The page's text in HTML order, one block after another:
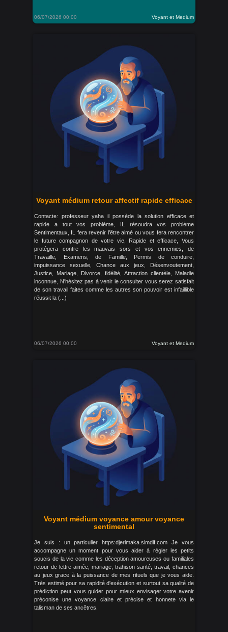
06/07/2026 00:00 Voyant et Medium
Voyant médium retour affectif rapide efficace
Contacte: professeur yaha il possède la solution efficace et
rapide a tout vos problème, IL résoudra vos problème
Sentimentaux, IL fera revenir l’être aimé ou vous fera rencontrer
le future compagnon de votre vie, Rapide et efficace, Vous
protégera contre les mauvais sors et vos ennemies, de
Travaille, Examens, de Famille, Permis de conduire,
impuissance sexuelle, Chance aux jeux, Désenvoutement,
Justice, Mariage, Divorce, fidélité, Attraction clientèle, Maladie
inconnue, N'hésitez pas à venir le consulter vous serez satisfait
de son travail faites comme les autres son pouvoir est infaillible
réussit la (...)
06/07/2026 00:00 Voyant et Medium
Voyant médium voyance amour voyance
sentimental
Je suis : un particulier https:djerimaka.simdif.com Je vous
accompagne un moment pour vous aider à régler les petits
soucis de la vie comme les déception amoureuses ou familiales
retour de lettre aimée, mariage, trahison santé, travail, chances
au jeux grace à la puissance de mes rituels que je vous aide.
Très estimé pour sa rapidité d'exécution et surtout sa qualité de
prédiction peut vous guider pour mieux envisager votre avenir
préconise une voyance claire et précise et honnete via le
talisman de ses ancêtres.